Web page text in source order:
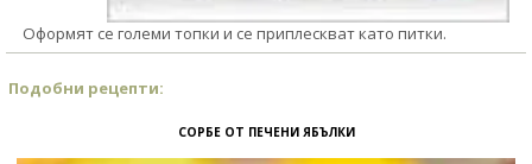
Оформят се големи топки и се приплескват като питки.
Подобни рецепти:
СОРБЕ ОТ ПЕЧЕНИ ЯБЪЛКИ